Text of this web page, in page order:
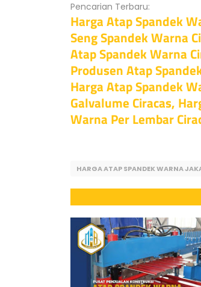
Pencarian Terbaru:
Harga Atap Spandek
Seng Spandek Warna
Atap Spandek Warna
Produsen Atap
Harga Atap Spandek
Galvalume Ciracas,
Warna Per Lembar
HARGA ATAP SPANDEK WARNA